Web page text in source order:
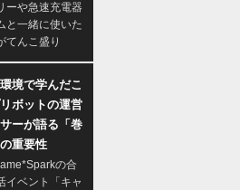
ーや急速充電器
と一緒に使いた
てんこ盛り
境で学んだこ
ボットの運営
ーが語る「巻
重要性
の合
イベント「キャ